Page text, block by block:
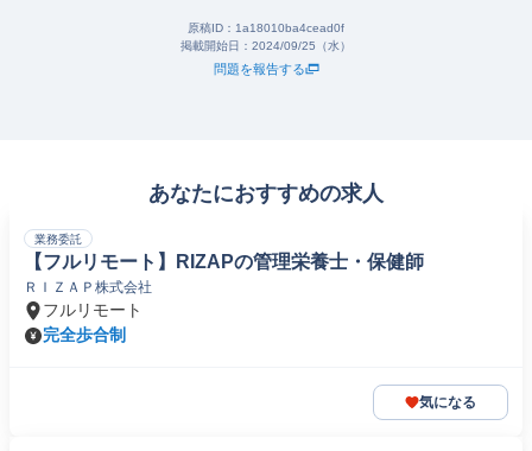
原稿ID： 1a18010ba4cead0f
掲載開始日： 2024/09/25（水）
問題を報告する
あなたにおすすめの求人
業務委託
【フルリモート】RIZAPの管理栄養士・保健師
ＲＩＺＡＰ株式会社
フルリモート
完全歩合制
気になる